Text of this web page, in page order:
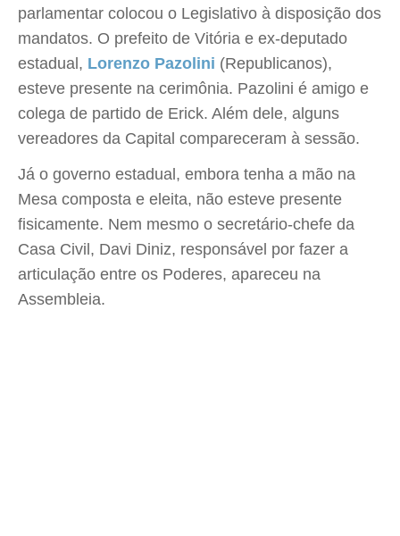
parlamentar colocou o Legislativo à disposição dos
mandatos. O prefeito de Vitória e ex-deputado
estadual, Lorenzo Pazolini (Republicanos),
esteve presente na cerimônia. Pazolini é amigo e
colega de partido de Erick. Além dele, alguns
vereadores da Capital compareceram à sessão.
Já o governo estadual, embora tenha a mão na
Mesa composta e eleita, não esteve presente
fisicamente. Nem mesmo o secretário-chefe da
Casa Civil, Davi Diniz, responsável por fazer a
articulação entre os Poderes, apareceu na
Assembleia.